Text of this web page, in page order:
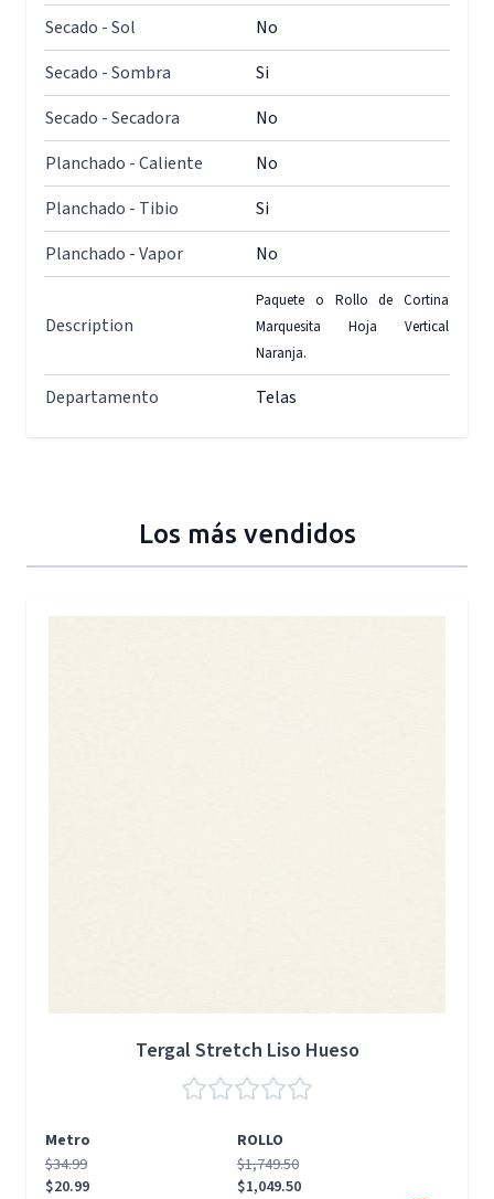
Secado - Sol
No
Secado - Sombra
Si
Secado - Secadora
No
Planchado - Caliente
No
Planchado - Tibio
Si
Planchado - Vapor
No
Description
Paquete o Rollo de Cortina
Marquesita Hoja Vertical
Naranja.
Departamento Telas
Los más vendidos
Tergal Stretch Liso Hueso
Metro
ROLLO
$34.99
$20.99
$1,749.50
$1,049.50